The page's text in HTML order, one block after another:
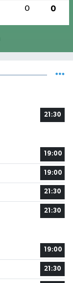
0 0
21:30
19:00
19:00
21:30
21:30
19:00
21:30